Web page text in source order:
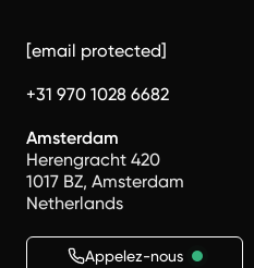
[email protected]
+31 970 1028 6682
Amsterdam
Herengracht 420
1017 BZ, Amsterdam
Netherlands
Appelez-nous